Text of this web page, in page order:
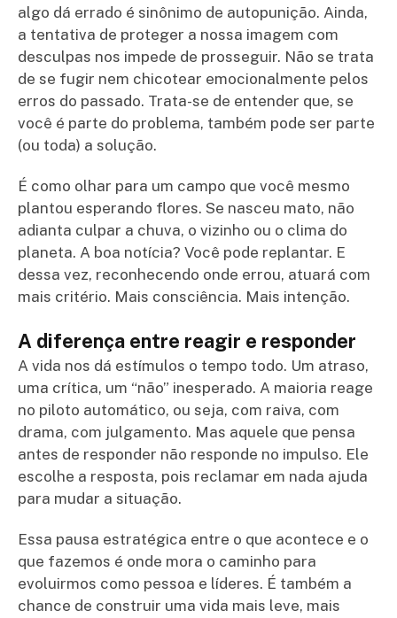
algo dá errado é sinônimo de autopunição. Ainda,
a tentativa de proteger a nossa imagem com
desculpas nos impede de prosseguir. Não se trata
de se fugir nem chicotear emocionalmente pelos
erros do passado. Trata-se de entender que, se
você é parte do problema, também pode ser parte
(ou toda) a solução.
É como olhar para um campo que você mesmo
plantou esperando flores. Se nasceu mato, não
adianta culpar a chuva, o vizinho ou o clima do
planeta. A boa notícia? Você pode replantar. E
dessa vez, reconhecendo onde errou, atuará com
mais critério. Mais consciência. Mais intenção.
A diferença entre reagir e responder
A vida nos dá estímulos o tempo todo. Um atraso,
uma crítica, um “não” inesperado. A maioria reage
no piloto automático, ou seja, com raiva, com
drama, com julgamento. Mas aquele que pensa
antes de responder não responde no impulso. Ele
escolhe a resposta, pois reclamar em nada ajuda
para mudar a situação.
Essa pausa estratégica entre o que acontece e o
que fazemos é onde mora o caminho para
evoluirmos como pessoa e líderes. É também a
chance de construir uma vida mais leve, mais